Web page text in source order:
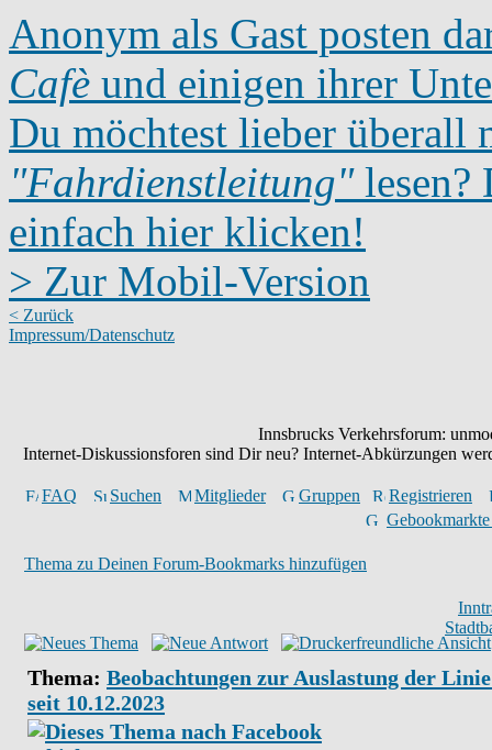
Anonym als Gast posten
Cafè und einigen ihrer
Du möchtest lieber überall
"Fahrdienstleitung"lesen?
einfach hier klicken!
> Zur Mobil-Version
< Zurück
Impressum/Datenschutz
Innsbrucks Verkehrsforum:
Internet-Diskussionsforen sind Dir neu? Internet-Abkürzungen
FAQ Suchen Mitglieder Gruppen
Registrieren
Thema zu Deinen Forum-Bookmarks hinzufügen
Thema: Beobachtungen zur Auslastung der
seit 10.12.2023